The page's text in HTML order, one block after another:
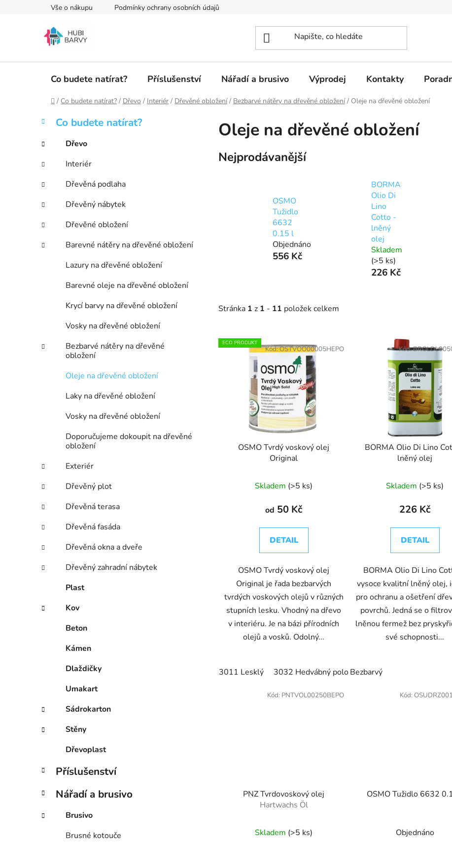
Vše o nákupu Podmínky ochrany osobních údajů
Co budete natírat? Příslušenství Nářadí a brusivo Výprodej Kontakty
Domů
/ Co budete natírat? / Dřevo / Interiér / Dřevěné obložení / Bezbarvé nátěry na dřevěné obložení / Oleje na dřevěné obložení
P
s
r
a
n
í
p
a
Přeskočit
kategorie
K
a
e
g
o
r
e
Co budete natírat?
Dřevo
Interiér
Dřevěná podlaha
Dřevěný nábytek
Dřevěné obložení
Barevné nátěry na dřevěné obložení
Lazury na dřevěné obložení
Barevné oleje na dřevěné obložení
Krycí barvy na dřevěné obložení
Vosky na dřevěné obložení
Bezbarvé nátěry na dřevěné
obložení
Oleje na dřevěné obložení
Laky na dřevěné obložení
Vosky na dřevěné obložení
Doporučujeme dokoupit na dřevěné
obložení
Exteriér
Dřevěný plot
Dřevěná terasa
Dřevěná fasáda
Dřevěná okna a dveře
Dřevěný zahradní nábytek
Plast
Kov
Beton
Kámen
Dlaždičky
Umakart
Sádrokarton
Stěny
Dřevoplast
Příslušenství
Nářadí a brusivo
Brusivo
Brusné kotouče
Oleje na dřevěné obložení
Nejprodávanější
OSMO
Tužidlo
6632
0.15 l
Objednáno
556 Kč
BORMA
Olio Di
Lino
Cotto -
lněný
olej
Skladem
(>5 ks)
226 Kč
Stránka 1 z 1 - 11 položek celkem
V
ý
ECO PRODUKT
OSMO Tvrdý voskový olej
Original
Skladem (>5 ks)
od 50 Kč
DETAIL
OSMO Tvrdý voskový olej
Original je řada bezbarvých
tvrdých voskových olejů v různých
stupních lesku. Vhodný na dřevo
v interiéru. Je na bázi přírodních
olejů a vosků. Odolný...
3011 Lesklý 3032 Hedvábný polomat 3062 Bezbarvý mat
Kód:OSTVOO00005HEPO
BORMA Olio Di Lino
lněný olej
Skladem (>5 ks)
226 Kč
DETAIL
BORMA Olio Di Lino
vysoce kvalitní lněný olej,
pro ochranu a ošetření
povrchů. Jedná se o
lněnou fermež bez
své schopnosti...
Bezbarvý
Kód:
PNZ Tvrdovoskový olej
Hartwachs Öl
Skladem (>5 ks)
Kód: PNTVOL00250BEPO
OSMO Tužidlo 6632
Objednáno
Kód: